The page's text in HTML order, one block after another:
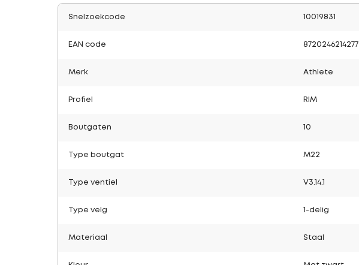
Snelzoekcode 10019831
EAN code 8720246214277
Merk Athlete
Profiel RIM
Boutgaten 10
Type boutgat M22
Type ventiel V3.14.1
Type velg 1-delig
Materiaal Staal